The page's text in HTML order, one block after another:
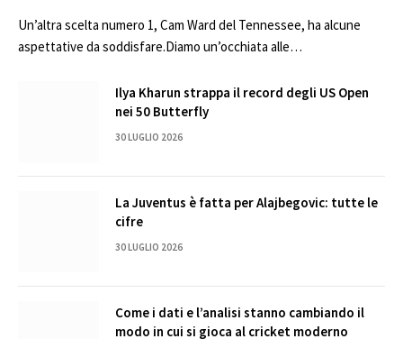
Un’altra scelta numero 1, Cam Ward del Tennessee, ha alcune
aspettative da soddisfare.Diamo un’occhiata alle…
Ilya Kharun strappa il record degli US Open
nei 50 Butterfly
30 LUGLIO 2026
La Juventus è fatta per Alajbegovic: tutte le
cifre
30 LUGLIO 2026
Come i dati e l’analisi stanno cambiando il
modo in cui si gioca al cricket moderno